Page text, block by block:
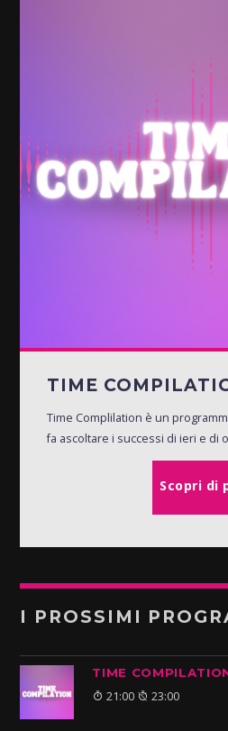
TIME
Time Complilation è un
fa ascoltare i successi di ieri e di
Scopri di
I PROSSIMI
TIME
21:00 23:00